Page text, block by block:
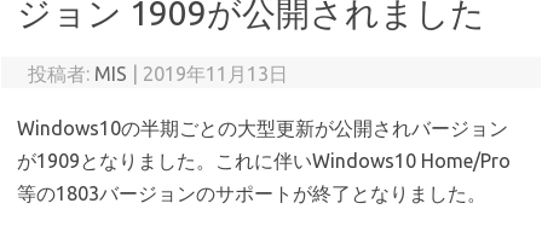
ジョン 1909が公開されました
投稿者: MIS 2019年11月13日
Windows10の半期ごとの大型更新が公開されバージョン
が1909となりました。これに伴いWindows10 Home/Pro
等の1803バージョンのサポートが終了となりました。